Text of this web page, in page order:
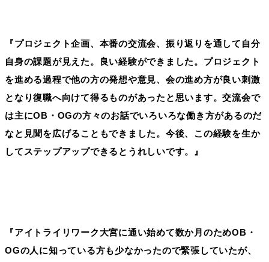
『プロジェクト企画、本番の交流会、振り返りを通して自分
自身の課題が見えた。良い経験ができました。プロジェクト
を進める過程で他の方の発想や意見、会の進め方が良い刺激
となり復職へ向けて得るものがあったと思います。交流会で
は主にOB・OGの方々のお話でいろいろな働き方があるのだ
なと見聞を広げることもできました。今後、この経験を生か
してステップアップできるとうれしいです。』
『アイトライリワーク大宮に通い始めて数か月のためOB・
OGの人に知っている方も少なかったので緊張していたが、